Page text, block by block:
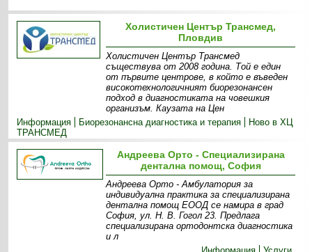
Холистичен Център Трансмед,
Пловдив
Холистичен Център Трансмед
съществува от 2008 година. Той е един
от първите центрове, в който е въведен
високотехнологичният биорезонансен
подход в диагностиката на човешкия
организъм. Каузата на Цен
Информация
Биорезонансна диагностика и терапия
Ново в ХЦ
ТРАНСМЕД
Андреева Орто - Специализирана
дентална помощ, София
Андреева Орто - Амбулатория за
индивидуална практика за специализирана
дентална помощ ЕООД се намира в град
София, ул. Н. В. Гогол 23. Предлага
специализирана ортодонтска диагностика
и л